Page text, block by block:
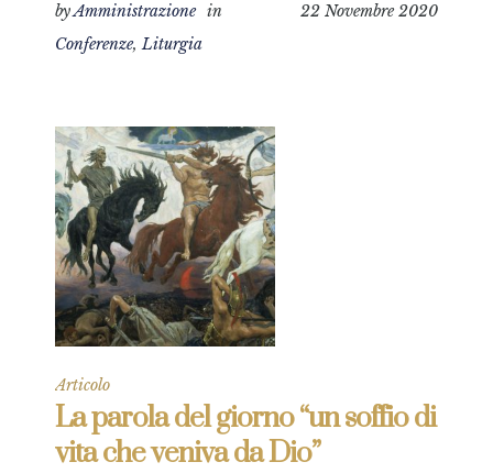
22 Novembre 2020
byAmministrazione in
Conferenze,Liturgia
Articolo
La parola del giorno “un soffio di
vita che veniva da Dio”